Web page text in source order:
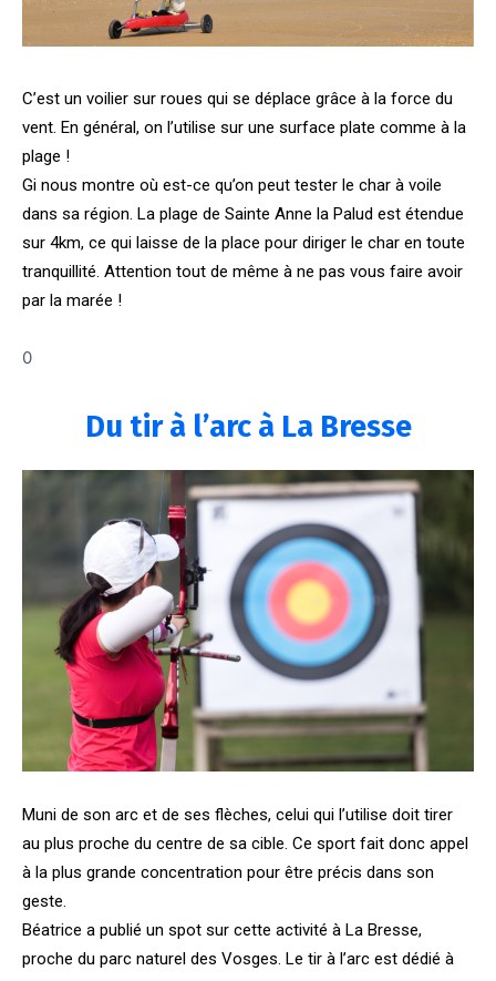
C’est un voilier sur roues qui se déplace grâce à la force du
vent. En général, on l’utilise sur une surface plate comme à la
plage !
Gi nous montre où est-ce qu’on peut tester le char à voile
dans sa région. La plage de Sainte Anne la Palud est étendue
sur 4km, ce qui laisse de la place pour diriger le char en toute
tranquillité. Attention tout de même à ne pas vous faire avoir
par la marée !
0
Du tir à l’arc à La Bresse
Muni de son arc et de ses flèches, celui qui l’utilise doit tirer
au plus proche du centre de sa cible. Ce sport fait donc appel
à la plus grande concentration pour être précis dans son
geste.
Béatrice a publié un spot sur cette activité à La Bresse,
proche du parc naturel des Vosges. Le tir à l’arc est dédié à